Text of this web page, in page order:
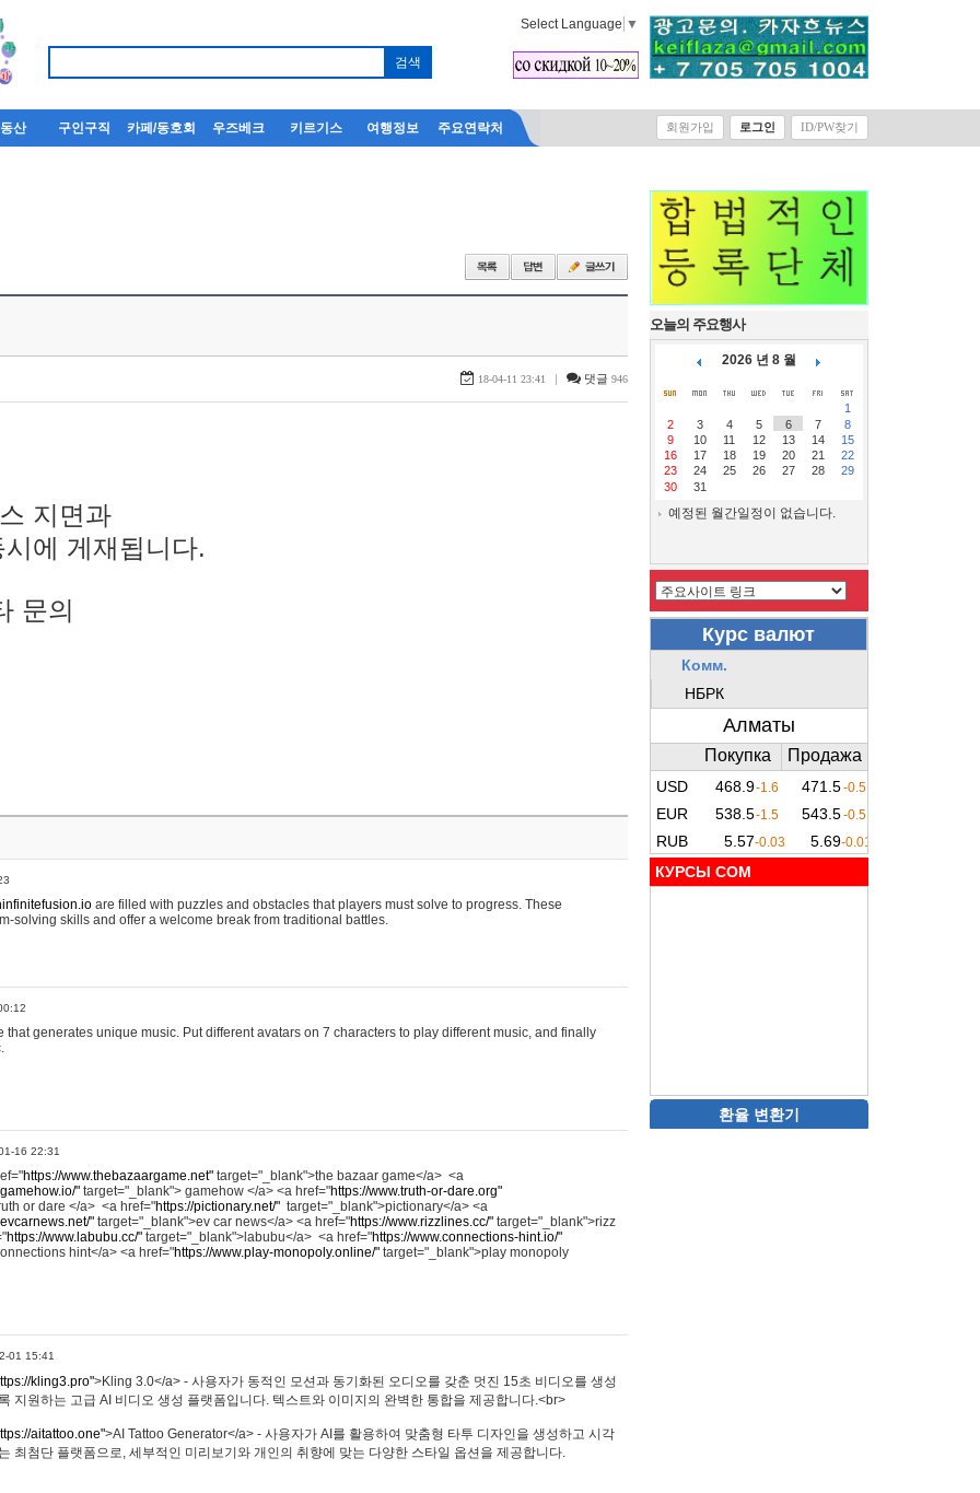
Select Language ▼
산 구인구직 카페/동호회 우즈베크 키르기스 여행정보 주요연락처 회원가입 로그인 ID/PW찾기
18-04-11 23:41 | 댓글 946
지면과
에 게재됩니다.
문의
are filled with puzzles and obstacles that players must solve to progress. These
solving skills and offer a welcome break from traditional battles.
that generates unique music. Put different avatars on 7 characters to play different music, and finally
16 22:31
https://www.thebazaargame.net" target="_blank">the bazaar game</a> <a
" target="_blank"> gamehow </a> <a href="https://www.truth-or-dare.org"
or dare </a> <a href="https://pictionary.net/" target="_blank">pictionary</a> <a
" target="_blank">ev car news</a> <a href="https://www.rizzlines.cc/" target="_blank">rizz
https://www.labubu.cc/" target="_blank">labubu</a> <a href="https://www.connections-hint.io/"
hint</a> <a href="https://www.play-monopoly.online/" target="_blank">play monopoly
01 15:41
kling3.pro">Kling 3.0</a> - 사용자가 동적인 모션과 동기화된 오디오를 갖춘 멋진 15초 비디오를 생성
지원하는 고급 AI 비디오 생성 플랫폼입니다. 텍스트와 이미지의 완벽한 통합을 제공합니다.<br>
aitattoo.one">AI Tattoo Generator</a> - 사용자가 AI를 활용하여 맞춤형 타투 디자인을 생성하고 시각
최첨단 플랫폼으로, 세부적인 미리보기와 개인의 취향에 맞는 다양한 스타일 옵션을 제공합니다.
오늘의 주요행사
2026 년 8 월
1
2
3 4 5 6 7
8
9
10 11 12 13 14
15
16
17 18 19 20 21
22
23
24 25 26 27 28
29
30
31
예정된 월간일정이 없습니다.
КУРСЫ COM
환율 변환기